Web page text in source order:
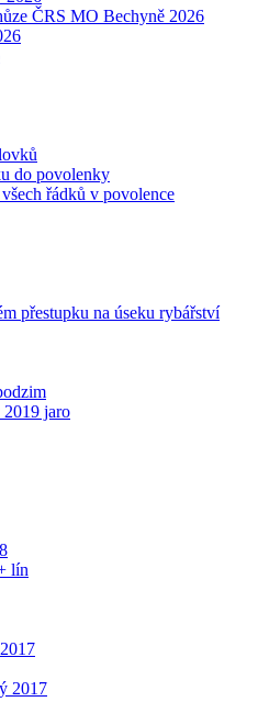
ČRS MO Bechyně 2026
do povolenky
řádků v povolence
přestupku na úseku rybářství
jaro
lín
2017